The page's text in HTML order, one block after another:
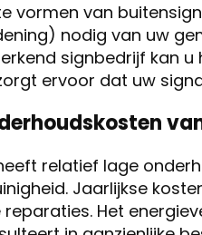
vormen van
nodig van uw
signbedrijf kan
ervoor dat uw
relatief lage
Jaarlijkse
Het